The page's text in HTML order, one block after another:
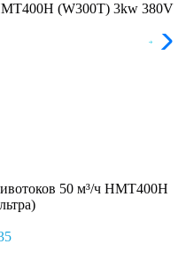
(W300T) 3kw 380V
50 м³/ч HMT400H